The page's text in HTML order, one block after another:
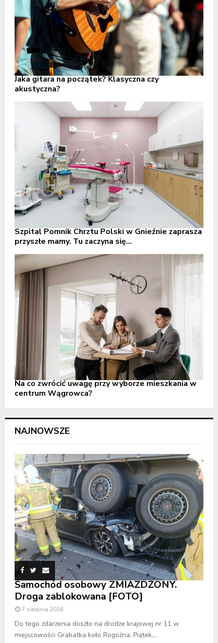
Jaka gitara na początek? Klasyczna czy
akustyczna?
Szpital Pomnik Chrztu Polski w Gnieźnie zaprasza
przyszłe mamy. Tu zaczyna się...
Na co zwrócić uwagę przy wyborze mieszkania w
centrum Wągrowca?
NAJNOWSZE
Samochód osobowy ZMIAŻDŻONY.
Droga zablokowana [FOTO]
7 sierpnia 2026
Do tego zdarzenia doszło na drodze krajowej nr 11 w
miejscowości Grabatka koło Rogoźna. Piątek,...